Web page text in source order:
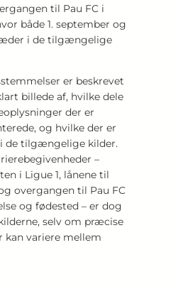
til Pau FC i
både 1. september og
i de tilgængelige
er beskrevet
billede af, hvilke dele
der er
og hvilke der er
de tilgængelige kilder.
–
i Ligue 1, lånene til
overgangen til Pau FC
og fødested – er dog
selv om præcise
variere mellem